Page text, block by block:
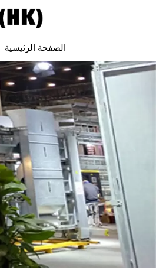
الصفحة الرئيسية